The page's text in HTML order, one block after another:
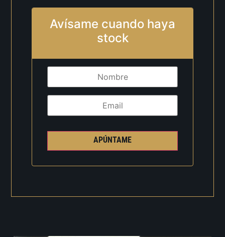
Avísame cuando haya
stock
APÚNTAME